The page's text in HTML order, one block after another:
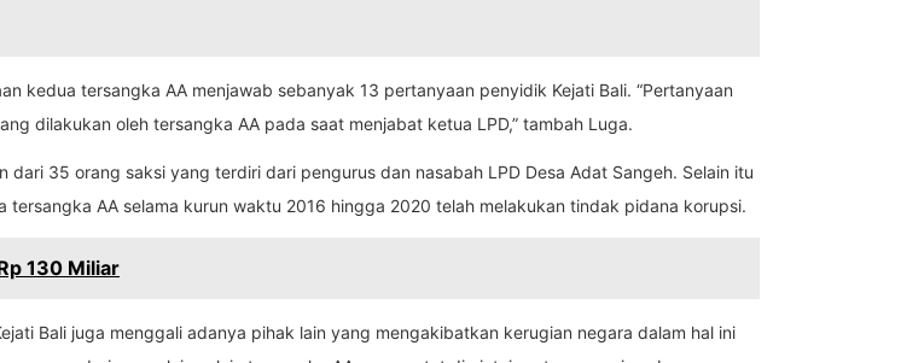
kedua tersangka AA menjawab sebanyak 13 pertanyaan penyidik Kejati Bali. “Pertanyaan
dilakukan oleh tersangka AA pada saat menjabat ketua LPD,” tambah Luga.
35 orang saksi yang terdiri dari pengurus dan nasabah LPD Desa Adat Sangeh. Selain itu
AA selama kurun waktu 2016 hingga 2020 telah melakukan tindak pidana korupsi.
130 Miliar
Bali juga menggali adanya pihak lain yang mengakibatkan kerugian negara dalam hal ini